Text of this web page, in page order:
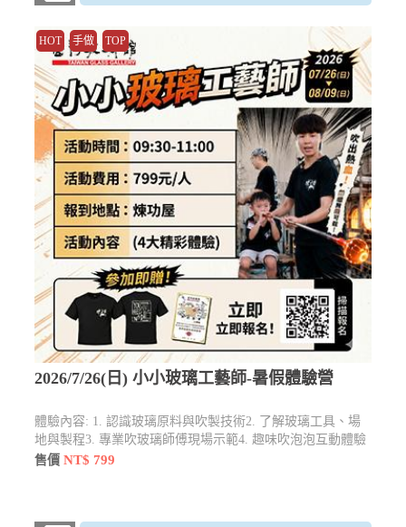
HOT 手做 TOP
2026/7/26(日) 小小玻璃工藝師-暑假體驗營
體驗內容: 1. 認識玻璃原料與吹製技術2. 了解玻璃工具、場
地與製程3. 專業吹玻璃師傅現場示範4. 趣味吹泡泡互動體驗
5. 小小玻璃工藝師證書頒發、活動大合照紀念**小班制教
售價NT$ 799